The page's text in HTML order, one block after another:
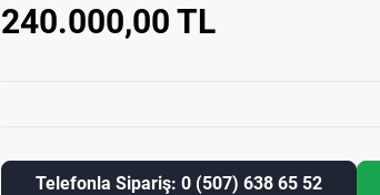
240.000,00 TL
Telefonla Sipariş: 0 (507) 638 65 52